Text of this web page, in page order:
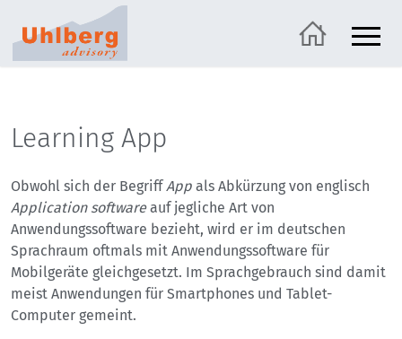
Learning App
Obwohl sich der BegriffApp als Abkürzung von englisch
Application softwareauf jegliche Art von
Anwendungssoftware bezieht, wird er im deutschen
Sprachraum oftmals mit Anwendungssoftware für
Mobilgeräte gleichgesetzt. Im Sprachgebrauch sind damit
meist Anwendungen für Smartphones und Tablet-
Computer gemeint.